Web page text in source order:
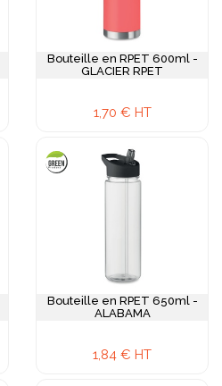
Bouteille en RPET 600ml -
GLACIER RPET
1,70 € HT
Bouteille en RPET 650ml -
ALABAMA
1,84 € HT